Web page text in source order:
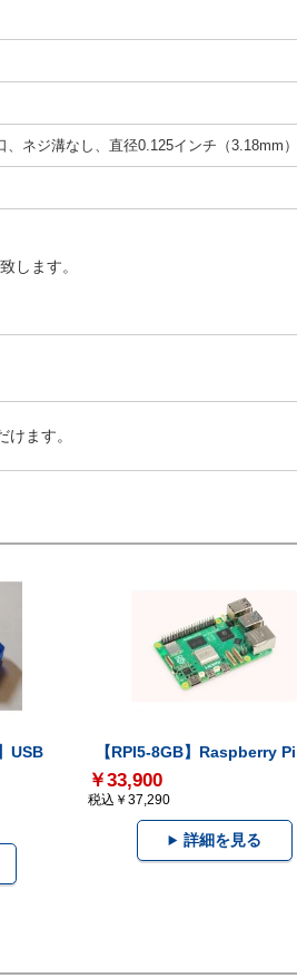
ネジ溝なし、直径0.125インチ（3.18mm）
します。
ます。
USB
【RPI5-8GB】Raspberry
￥33,900
税込￥37,290
詳細を見る